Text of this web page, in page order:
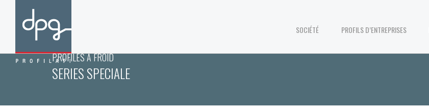
SOCIÉTÉ PROFILS D’ENTREPRISES
PROFILES A FROID
SERIES SPECIALE